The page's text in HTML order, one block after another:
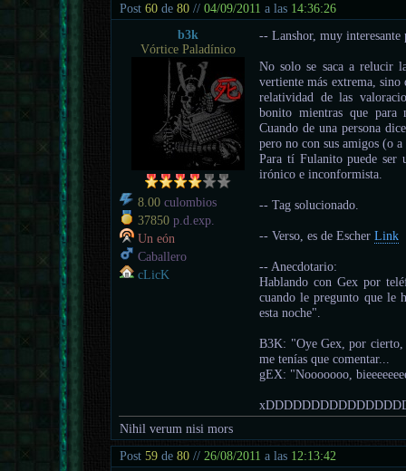
Post60 de80 //04/09/2011 a las 14:36:26
b3k
Vórtice Paladínico
8.00 culombios
37850 p.d.exp.
Un eón
Caballero
cLicK
-- Lanshor, muy interesante
No solo se saca a relucir
vertiente más extrema, sino
relatividad de las
bonito mientras que para
Cuando de una persona
pero no con sus amigos (o
Para tí Fulanito puede ser
irónico e inconformista.
-- Tag solucionado.
-- Verso, es de EscherLink
-- Anecdotario:
Hablando con Gex por
cuando le pregunto que le
esta noche".
B3K: "Oye Gex, por cierto,
me tenías que comentar...
gEX: "Nooooooo,
Nihil verum nisi mors
Post59 de80 // 26/08/2011 a las 12:13:42